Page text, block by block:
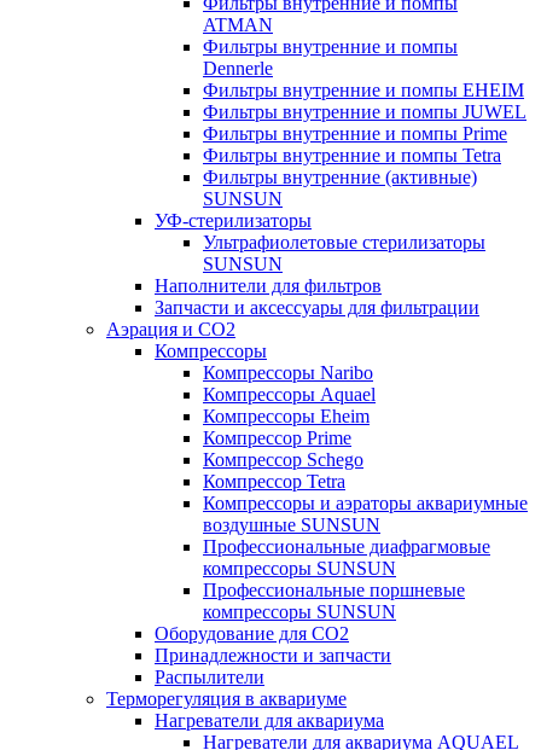
ATMAN
Фильтры внутренние и помпы
Dennerle
Фильтры внутренние и помпы EHEIM
Фильтры внутренние и помпы JUWEL
Фильтры внутренние и помпы Prime
Фильтры внутренние и помпы Tetra
Фильтры внутренние (активные)
SUNSUN
УФ-стерилизаторы
Ультрафиолетовые стерилизаторы
SUNSUN
Наполнители для фильтров
Запчасти и аксессуары для фильтрации
Аэрация и CO2
Компрессоры
Компрессоры Naribo
Компрессоры Aquael
Компрессоры Eheim
Компрессор Prime
Компрессор Schego
Компрессор Tetra
Компрессоры и аэраторы аквариумные
воздушные SUNSUN
Профессиональные диафрагмовые
компрессоры SUNSUN
Профессиональные поршневые
компрессоры SUNSUN
Оборудование для CO2
Принадлежности и запчасти
Распылители
Терморегуляция в аквариуме
Нагреватели для аквариума
Нагреватели для аквариума AQUAEL